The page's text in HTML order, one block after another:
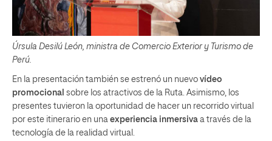
Úrsula Desilú León, ministra de Comercio Exterior y Turismo de
Perú.
En la presentación también se estrenó un nuevo vídeo
promocional sobre los atractivos de la Ruta. Asimismo, los
presentes tuvieron la oportunidad de hacer un recorrido virtual
por este itinerario en una experiencia inmersiva a través de la
tecnología de la realidad virtual.